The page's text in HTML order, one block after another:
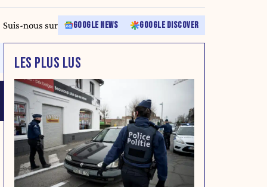
according to his French editor, raising new concerns
while in custody. Sansal, a prominent figure in modern
November 16 at Algiers airport during rising tensions
Villette/ABACAPRESS.COM
Suis-nous sur GOOGLE NEWS GOOGLE DISCOVER
LES PLUS LUS